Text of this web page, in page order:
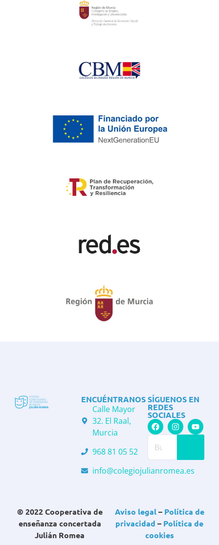
ENCUÉNTRANOS
Calle Mayor
32. El Raal,
Murcia
968 81 05 52
info@colegiojulianromea.es
SÍGUENOS EN
REDES
SOCIALES
© 2022 Cooperativa de
enseñanza concertada
Julián Romea
Aviso legal– Política de
privacidad – Política de
cookies